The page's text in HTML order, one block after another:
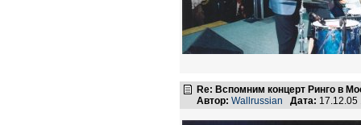
Re: Вспомним концерт Ринго в
Автор: Wallrussian Дата: